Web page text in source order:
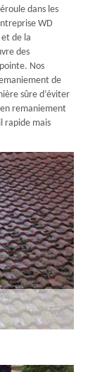
dans les
WD
de la
des
Nos
de
sûre d’éviter
en remaniement
rapide mais